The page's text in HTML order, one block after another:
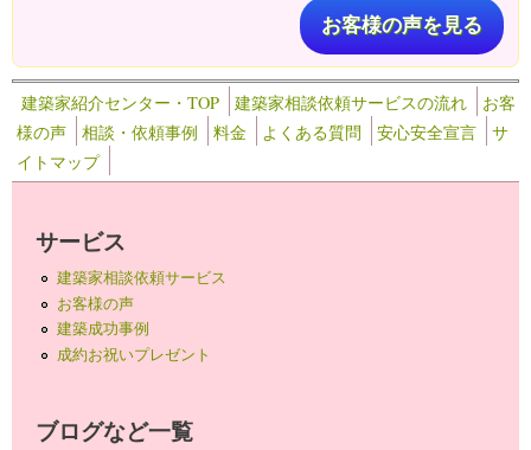
お客様の声を見る
建築家紹介センター・TOP 建築家相談依頼サービスの流れ
お客
様の声
相談・依頼事例 料金 よくある質問 安心安全宣言
サ
イトマップ
サービス
建築家相談依頼サービス
お客様の声
建築成功事例
成約お祝いプレゼント
ブログなど一覧